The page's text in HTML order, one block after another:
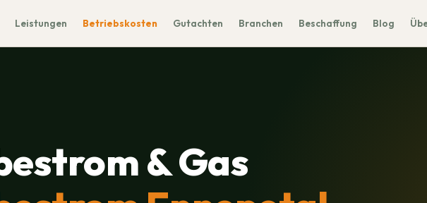
Leistungen Betriebskosten Gutachten Branchen Beschaffung Blog
& Gas